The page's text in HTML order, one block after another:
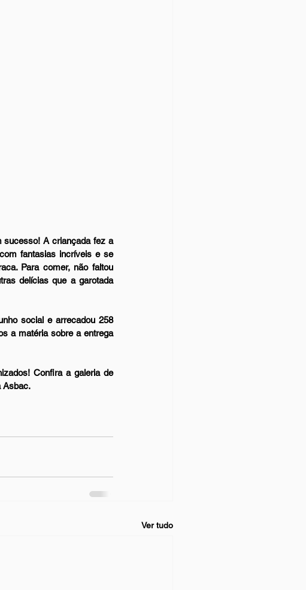
sucesso! A criançada fez a
fantasias incríveis e se
Para comer, não faltou
delícias que a garotada
social e arrecadou 258
a matéria sobre a entrega
Confira a galeria de
Asbac.
Ver tudo